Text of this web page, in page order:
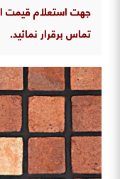
تماس برقرار نمائید.